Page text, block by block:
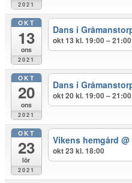
2021
OKT
13
ons
2021
Dans i
okt 13 kl. 19:00 – 21:00
OKT
20
ons
2021
Dans i
okt 20 kl. 19:00 – 21:00
OKT
23
lör
2021
Vikens hemgård
okt 23 kl. 18:00